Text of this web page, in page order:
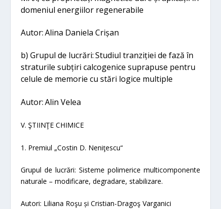
domeniul energiilor regenerabile
Autor: Alina Daniela Crișan
b) Grupul de lucrări: Studiul tranziției de fază în
straturile subțiri calcogenice suprapuse pentru
celule de memorie cu stări logice multiple
Autor: Alin Velea
V. ŞTIINŢE CHIMICE
1. Premiul „Costin D. Neniţescu“
Grupul de lucrări: Sisteme polimerice multicomponente
naturale – modificare, degradare, stabilizare.
Autori: Liliana Roşu și Cristian-Dragoş Varganici